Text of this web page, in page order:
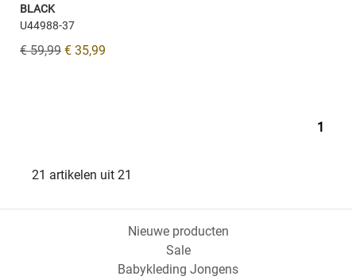
BLACK
U44988-37
€ 59,99 € 35,99
1
21 artikelen uit 21
Nieuwe producten
Sale
Babykleding Jongens